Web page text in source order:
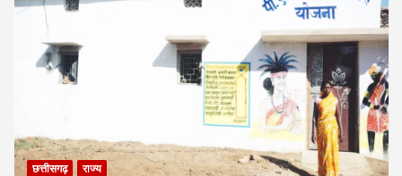
छत्तीसगढ़ राज्य